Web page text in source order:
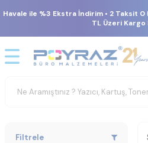
Havale ile %3 Ekstra İndirim • 2 Taksit 0
TL Üzeri Kargo
Filtrele